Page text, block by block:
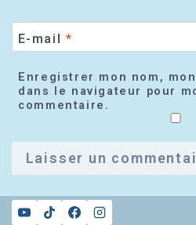
E-mail *
Enregistrer mon nom,
dans le navigateur pour
commentaire.